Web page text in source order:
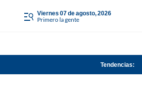
viernes 07 de agosto, 2026
Primero la gente
Tendencias: